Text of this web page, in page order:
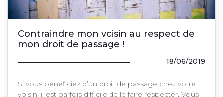
Contraindre mon voisin au respect de
mon droit de passage !
18/06/2019
Si vous bénéficiez d’un droit de passage chez votre
voisin, il est parfois difficile de le faire respecter. Vous